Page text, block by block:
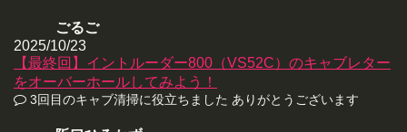
ごるご
2025/10/23
【最終回】イントルーダー800（VS52C）のキャブレター
をオーバーホールしてみよう！
3回目のキャブ清掃に役立ちました ありがとうございます